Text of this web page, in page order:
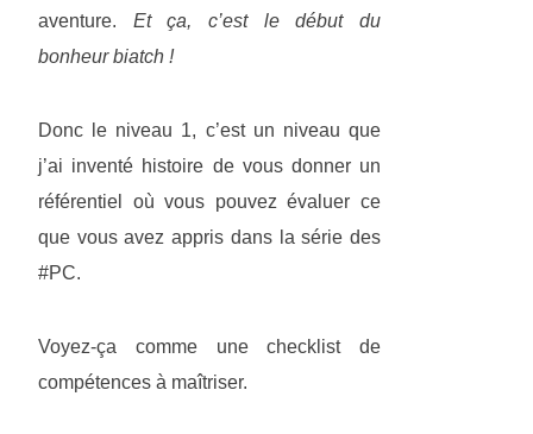
aventure. Et ça, c’est le début du
bonheur biatch !
Donc le niveau 1, c’est un niveau que
j’ai inventé histoire de vous donner un
référentiel où vous pouvez évaluer ce
que vous avez appris dans la série des
#PC.
Voyez-ça comme une checklist de
compétences à maîtriser.